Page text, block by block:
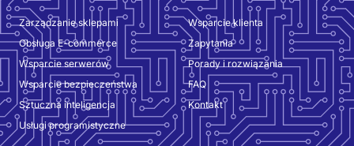
Zarządzanie sklepami
Obsługa E-commerce
Wsparcie serwerów
Wsparcie bezpieczeństwa
Sztuczna inteligencja
Usługi programistyczne
Wsparcie klienta
Zapytania
Porady i rozwiązania
FAQ
Kontakt